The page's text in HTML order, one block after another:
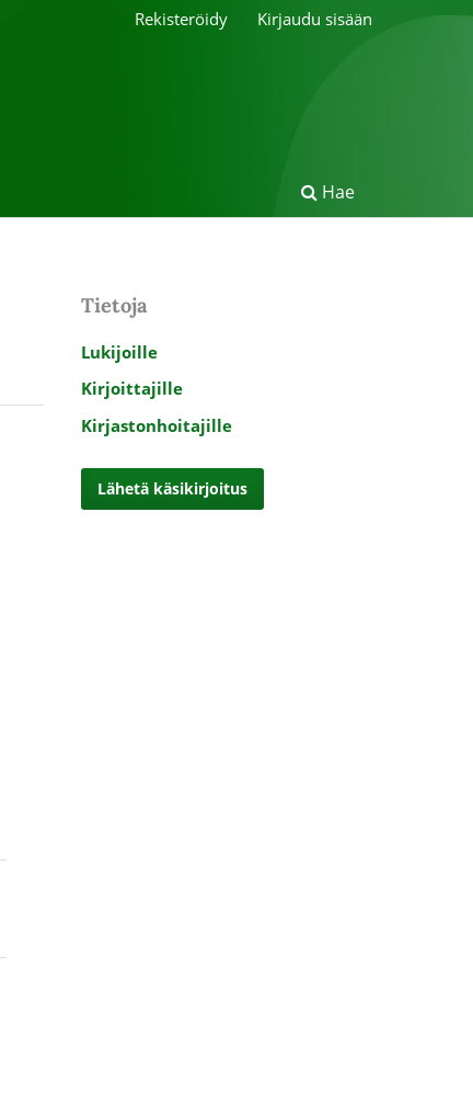
Hae
Rekisteröidy Kirjaudu sisään
Tietoja
Lukijoille
Kirjoittajille
Kirjastonhoitajille
Lähetä käsikirjoitus